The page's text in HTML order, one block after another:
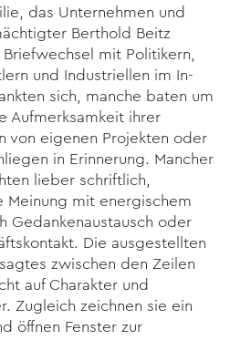
das Unternehmen und
Berthold Beitz
mit Politikern,
und Industriellen im In-
sich, manche baten um
Aufmerksamkeit ihrer
von eigenen Projekten oder
in Erinnerung. Mancher
lieber schriftlich,
Meinung mit energischem
Gedankenaustausch oder
Die ausgestellten
zwischen den Zeilen
auf Charakter und
Zugleich zeichnen sie ein
öffnen Fenster zur